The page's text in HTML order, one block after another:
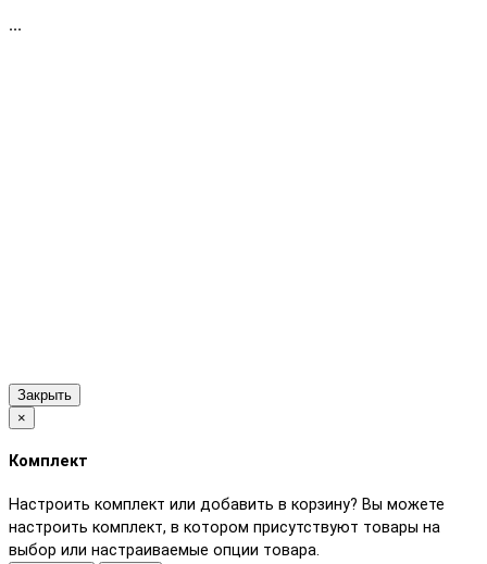
...
Закрыть
×
Комплект
Настроить комплект или добавить в корзину? Вы можете
настроить комплект, в котором присутствуют товары на
выбор или настраиваемые опции товара.